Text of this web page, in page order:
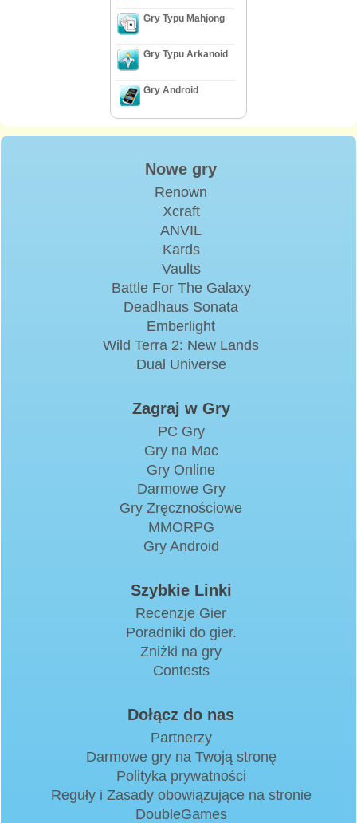
Gry Typu Mahjong
Gry Typu Arkanoid
Gry Android
Nowe gry
Renown
Xcraft
ANVIL
Kards
Vaults
Battle For The Galaxy
Deadhaus Sonata
Emberlight
Wild Terra 2: New Lands
Dual Universe
Zagraj w Gry
PC Gry
Gry na Mac
Gry Online
Darmowe Gry
Gry Zręcznościowe
MMORPG
Gry Android
Szybkie Linki
Recenzje Gier
Poradniki do gier.
Zniżki na gry
Contests
Dołącz do nas
Partnerzy
Darmowe gry na Twoją stronę
Polityka prywatności
Reguły i Zasady obowiązujące na stronie
DoubleGames